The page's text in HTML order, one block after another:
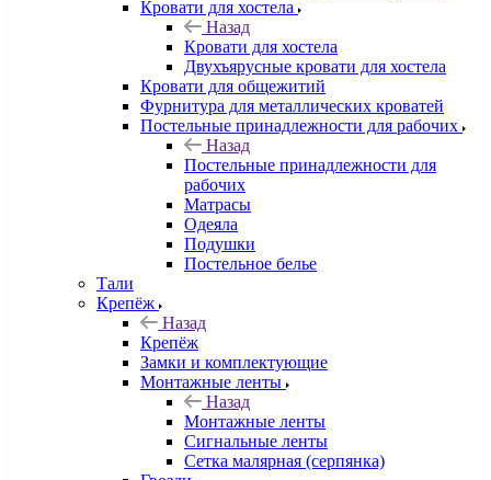
Кровати для хостела
Назад
Кровати для хостела
Двухъярусные кровати для хостела
Кровати для общежитий
Фурнитура для металлических кроватей
Постельные принадлежности для рабочих
Назад
Постельные принадлежности для
рабочих
Матрасы
Одеяла
Подушки
Постельное белье
Тали
Крепёж
Назад
Крепёж
Замки и комплектующие
Монтажные ленты
Назад
Монтажные ленты
Сигнальные ленты
Сетка малярная (серпянка)